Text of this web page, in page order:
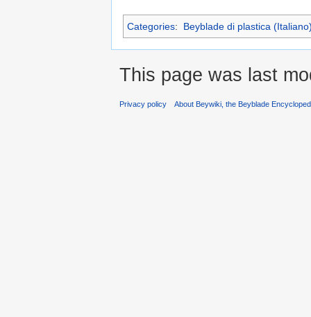
Categories: Beyblade di plastica
This page was last
Privacy policy About Beywiki, the Beyblade